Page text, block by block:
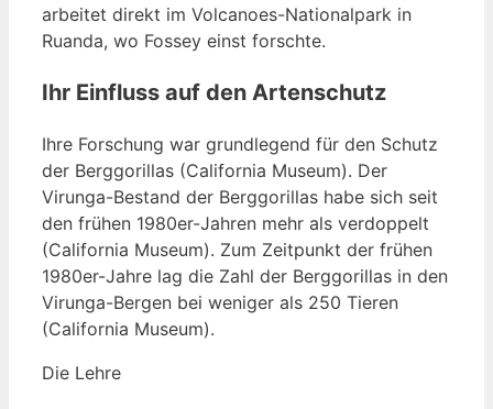
arbeitet direkt im Volcanoes-Nationalpark in
Ruanda, wo Fossey einst forschte.
Ihr Einfluss auf den Artenschutz
Ihre Forschung war grundlegend für den Schutz
der Berggorillas (California Museum). Der
Virunga-Bestand der Berggorillas habe sich seit
den frühen 1980er-Jahren mehr als verdoppelt
(California Museum). Zum Zeitpunkt der frühen
1980er-Jahre lag die Zahl der Berggorillas in den
Virunga-Bergen bei weniger als 250 Tieren
(California Museum).
Die Lehre